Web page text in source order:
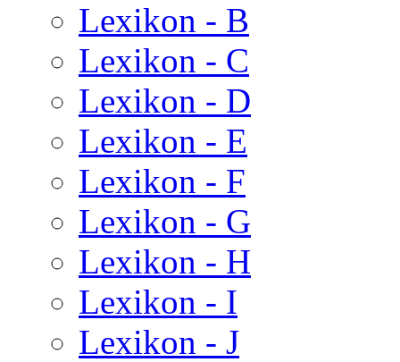
Lexikon - B
Lexikon - C
Lexikon - D
Lexikon - E
Lexikon - F
Lexikon - G
Lexikon - H
Lexikon - I
Lexikon - J